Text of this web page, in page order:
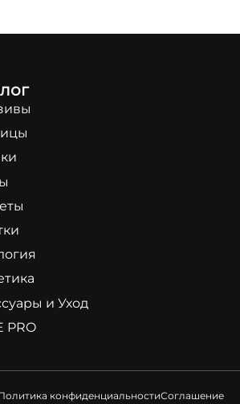
и Уход
PRO
конфиденциальностиСоглашение